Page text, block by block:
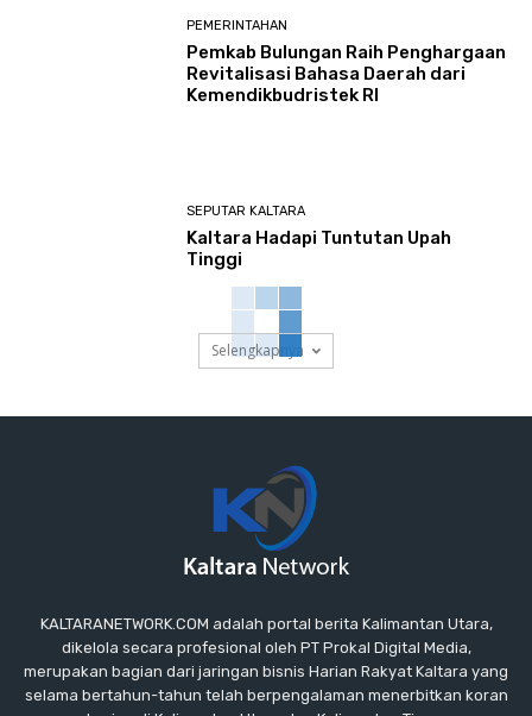
PEMERINTAHAN
Pemkab Bulungan Raih Penghargaan
Revitalisasi Bahasa Daerah dari
Kemendikbudristek RI
SEPUTAR KALTARA
Kaltara Hadapi Tuntutan Upah
Tinggi
Selengkapnya
KALTARANETWORK.COM adalah portal berita Kalimantan Utara,
dikelola secara profesional oleh PT Prokal Digital Media,
merupakan bagian dari jaringan bisnis Harian Rakyat Kaltara yang
selama bertahun-tahun telah berpengalaman menerbitkan koran